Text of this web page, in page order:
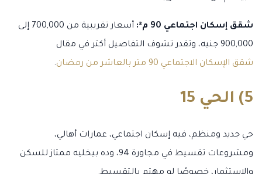
شقق إسكان اجتماعي 90 م²:
أسعار تقريبية من 700,000 إلى
900,000 جنيه، وتقدر تشوف التفاصيل أكتر في مقال
شقق الإسكان الاجتماعي 90 متر بالعاشر من رمضان
.
5) الحي 15
حي جديد ومنظم، فيه إسكان اجتماعي، عمارات أهالي،
ومشروعات تقسيط في مجاورة 94، وده بيخليه ممتاز للسكن